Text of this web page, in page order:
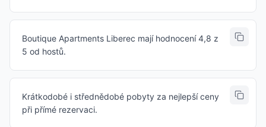
Boutique Apartments Liberec mají hodnocení 4,8 z
5 od hostů.
Krátkodobé i střednědobé pobyty za nejlepší ceny
při přímé rezervaci.